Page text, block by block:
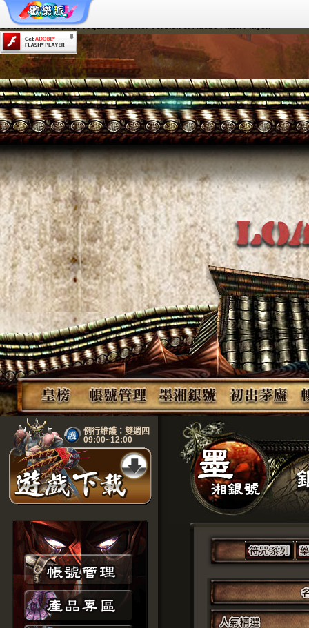
Content on this page requires a newer version of Adobe Flash Player.
例行維護：雙週四
09:00~12:00